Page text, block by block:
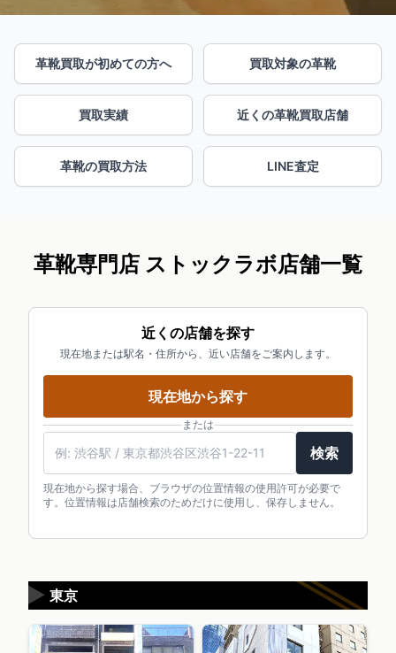
革靴買取が初めての方へ 買取対象の革靴
買取実績 近くの革靴買取店舗
革靴の買取方法 LINE査定
革靴専門店 ストックラボ店舗一覧
近くの店舗を探す
現在地または駅名・住所から、近い店舗をご案内します。
現在地から探す
または
検索
現在地から探す場合、ブラウザの位置情報の使用許可が必要で
す。位置情報は店舗検索のためだけに使用し、保存しません。
東京
▶